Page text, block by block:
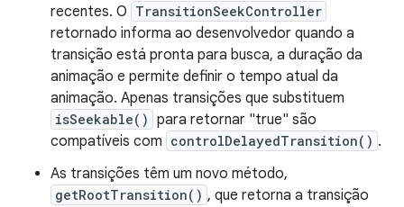
recentes. O TransitionSeekController
retornado informa ao desenvolvedor quando a
transição está pronta para busca, a duração da
animação e permite definir o tempo atual da
animação. Apenas transições que substituem
isSeekable() para retornar "true" são
compatíveis com controlDelayedTransition() .
As transições têm um novo método,
getRootTransition() , que retorna a transição